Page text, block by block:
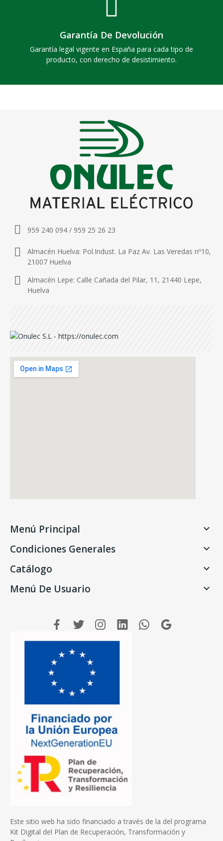
Garantía De Devolución
Garantía legal vigente en España para cada tipo de
producto, con derecho de desistimiento.
959 240 094 / 959 25 26 23
Almacén Huelva: Pol.Indust. La Paz Av. Las Veredas nº10,
21007 Huelva
Almacén Lepe: Calle Cañada del Pilar, 11, 21440 Lepe,
Huelva
Menú Principal 
Condiciones Generales 
Catálogo 
Menú De Usuario 
Este sitio web ha sido financiado a través de la del programa
Kit Digital del Plan de Recuperación, Transformación y